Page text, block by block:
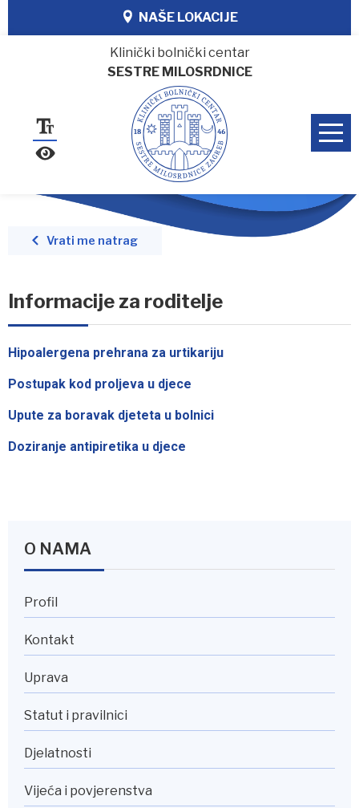
NAŠE LOKACIJE
Klinički bolnički centar
SESTRE MILOSRDNICE
Vrati me natrag
Informacije za roditelje
Hipoalergena prehrana za urtikariju
Postupak kod proljeva u djece
Upute za boravak djeteta u bolnici
Doziranje antipiretika u djece
O NAMA
Profil
Kontakt
Uprava
Statut i pravilnici
Djelatnosti
Vijeća i povjerenstva